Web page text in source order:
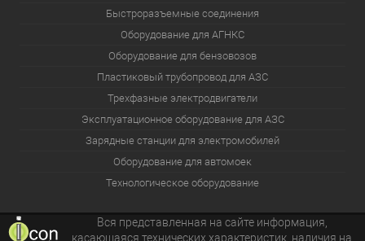
Быстроразъемные соединения
Оборудование для АГНКС
Оборудование для бензовозов
Пластиковый трубопровод для АЗС
Трехфазные электродвигатели
Эксплуатационное оборудование для АЗС
Зарядные станции для электромобилей
Оборудование для автомоек
Технологическое оборудование
Вся представленная на сайте информация,
касающаяся технических характеристик, наличия на